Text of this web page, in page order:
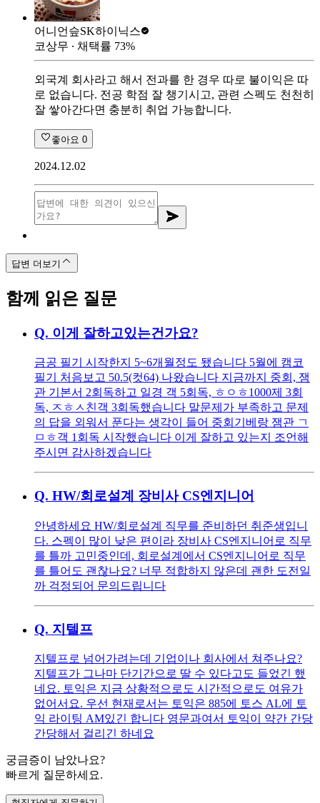
어니언슾SK하이닉스
코상무 ∙ 채택률 73%
외국계 회사라고 해서 전과를 한 경우 따로 불이익은 따
로 없습니다. 전공 학점 잘 챙기시고, 관련 스펙도 천천히
잘 쌓아간다면 충분히 취업 가능합니다.
좋아요 0
2024.12.02
답변 더보기
함께 읽은 질문
Q. 이게 잘하고있는건가요?
금공 필기 시작한지 5~6개월정도 됐습니다 5월에 캠코
필기 처음보고 50.5(컷64) 나왔습니다 지금까지 중회, 잼
관 기본서 2회독하고 일경 객 5회독, ㅎㅇㅎ1000제 3회
독, ㅈㅎㅅ친객 3회독했습니다 말문제가 부족하고 문제
의 답을 외워서 푼다는 생각이 들어 중회기베랑 잼관 ㄱ
ㅁㅎ객 1회독 시작했습니다 이게 잘하고 있는지 조언해
주시면 감사하겠습니다
Q. HW/회로설계 장비사 CS엔지니어
안녕하세요 HW/회로설계 직무를 준비하던 취준생입니
다. 스펙이 많이 낮은 편이라 장비사 CS엔지니어로 직무
를 틀까 고민중인데, 회로설계에서 CS엔지니어로 직무
를 틀어도 괜찮나요? 너무 적합하지 않은데 괜한 도전일
까 걱정되어 문의드립니다
Q. 지텔프
지텔프로 넘어가려는데 기업이나 회사에서 쳐주나요?
지텔프가 그나마 단기간으로 딸 수 있다고도 들었긴 했
네요. 토익은 지금 상황적으로도 시간적으로도 여유가
없어서요. 우선 현재로서는 토익은 885에 토스 AL에 토
익 라이팅 AM있긴 합니다 영문과여서 토익이 약간 간당
간당해서 걸리긴 하네요
궁금증이 남았나요?
빠르게 질문하세요.